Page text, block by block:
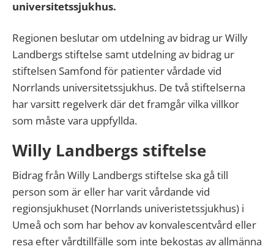
universitetssjukhus.
Regionen beslutar om utdelning av bidrag ur Willy
Landbergs stiftelse samt utdelning av bidrag ur
stiftelsen Samfond för patienter vårdade vid
Norrlands universitetssjukhus. De två stiftelserna
har varsitt regelverk där det framgår vilka villkor
som måste vara uppfyllda.
Willy Landbergs stiftelse
Bidrag från Willy Landbergs stiftelse ska gå till
person som är eller har varit vårdande vid
regionsjukhuset (Norrlands univeristetssjukhus) i
Umeå och som har behov av konvalescentvård eller
resa efter vårdtillfälle som inte bekostas av allmänna